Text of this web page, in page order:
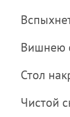
Вишнею
Стол
Чистой